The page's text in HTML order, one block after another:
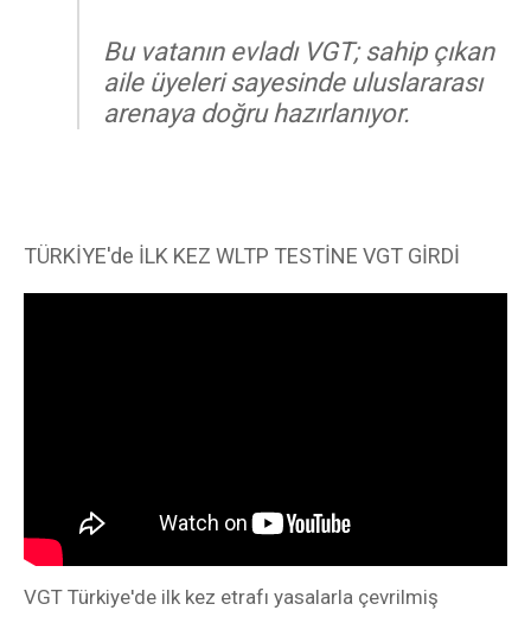
Bu vatanın evladı VGT; sahip çıkan
aile üyeleri sayesinde uluslararası
arenaya doğru hazırlanıyor.
TÜRKİYE'de İLK KEZ WLTP TESTİNE VGT GİRDİ
VGT Türkiye'de ilk kez etrafı yasalarla çevrilmiş